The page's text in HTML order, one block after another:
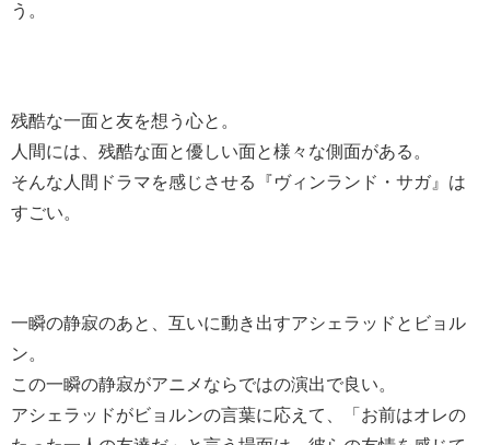
う。
残酷な一面と友を想う心と。
人間には、残酷な面と優しい面と様々な側面がある。
そんな人間ドラマを感じさせる『ヴィンランド・サガ』は
すごい。
一瞬の静寂のあと、互いに動き出すアシェラッドとビョル
ン。
この一瞬の静寂がアニメならではの演出で良い。
アシェラッドがビョルンの言葉に応えて、「お前はオレの